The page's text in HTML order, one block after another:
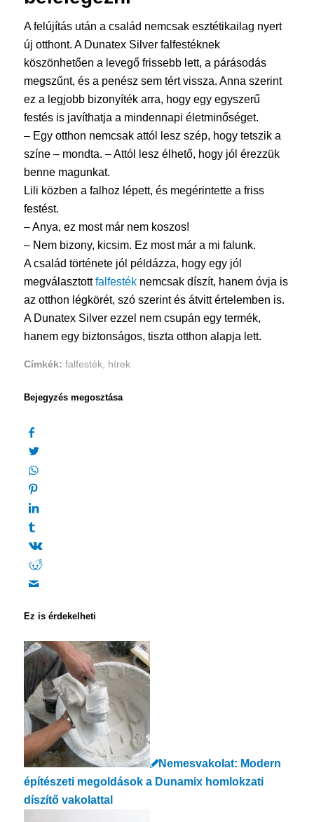
A felújítás után a család nemcsak esztétikailag nyert
új otthont. A Dunatex Silver falfestéknek
köszönhetően a levegő frissebb lett, a párásodás
megszűnt, és a penész sem tért vissza. Anna szerint
ez a legjobb bizonyíték arra, hogy egy egyszerű
festés is javíthatja a mindennapi életminőséget.
– Egy otthon nemcsak attól lesz szép, hogy tetszik a
színe – mondta. – Attól lesz élhető, hogy jól érezzük
benne magunkat.
Lili közben a falhoz lépett, és megérintette a friss
festést.
– Anya, ez most már nem koszos!
– Nem bizony, kicsim. Ez most már a mi falunk.
A család története jól példázza, hogy egy jól
megválasztottfalfestéknemcsak díszít, hanem óvja is
az otthon légkörét, szó szerint és átvitt értelemben is.
A Dunatex Silver ezzel nem csupán egy termék,
hanem egy biztonságos, tiszta otthon alapja lett.
Címkék: falfesték, hírek
Bejegyzés megosztása
Ez is érdekelheti
Nemesvakolat: Modern
építészeti megoldások a Dunamix homlokzati
díszítő vakolattal